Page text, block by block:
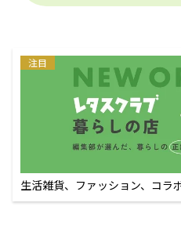
注目
生活雑貨、ファッション、コ
えるECサイト